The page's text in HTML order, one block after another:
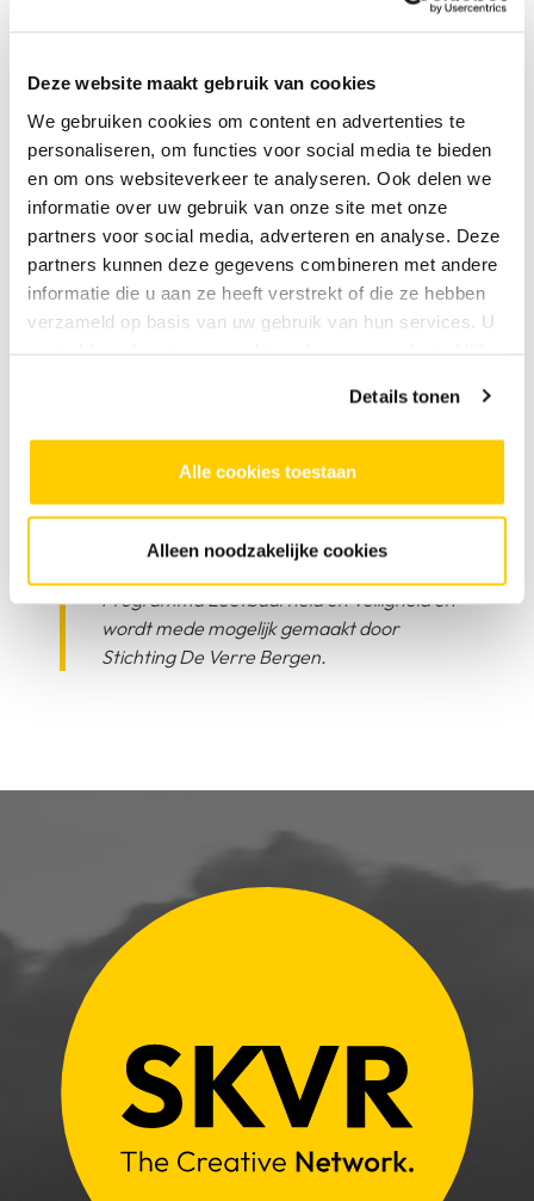
Deze website maakt gebruik van cookies
We gebruiken cookies om content en advertenties te
personaliseren, om functies voor social media te bieden
en om ons websiteverkeer te analyseren. Ook delen we
informatie over uw gebruik van onze site met onze
partners voor social media, adverteren en analyse. Deze
partners kunnen deze gegevens combineren met andere
informatie die u aan ze heeft verstrekt of die ze hebben
verzameld op basis van uw gebruik van hun services. U
Details tonen
Alle cookies toestaan
Alleen noodzakelijke cookies
Charlois.”
“We zien dat alle kinderen er plezier in
hebben”, zegt Harry Vos. “Ze werken hard
en dat geeft een sterke verbondenheid,
onderling en ook met de ouders die komen
kijken.” Dat de muzieklessen invloed hebben
op de sociale vaardigheden van de
leerlingen ziet de schooldirecteur ook. “Ze
moeten doorzetten, samenwerken, op hun
eindconcert. Dit geeft kinderen een bredere
blik op de maatschappij. En deze combinatie
van een zinvolle tijdsbesteding plus het
aan sociale cohesie en veiligheid.”
Programma Leefbaarheid en Veiligheid en
wordt mede mogelijk gemaakt door
Stichting De Verre Bergen.